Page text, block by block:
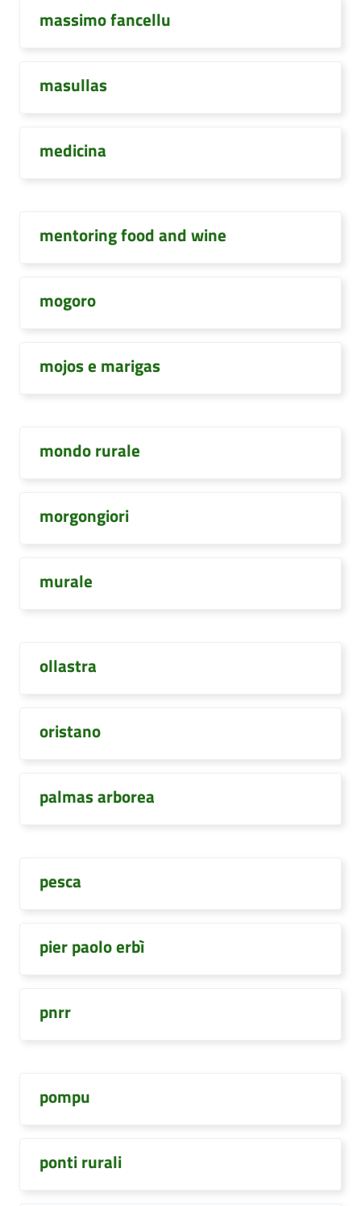
massimo fancellu
masullas
medicina
mentoring food and wine
mogoro
mojos e marigas
mondo rurale
morgongiori
murale
ollastra
oristano
palmas arborea
pesca
pier paolo erbì
pnrr
pompu
ponti rurali